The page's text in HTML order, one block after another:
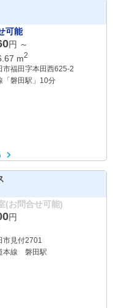
可能
円 ～
m2
市福田字本田西625-2
「磐田駅」10分
(お問合せ可能)
円
市見付2701
本線 磐田駅